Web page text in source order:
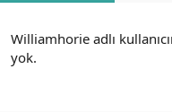
Williamhorie adlı
yok.